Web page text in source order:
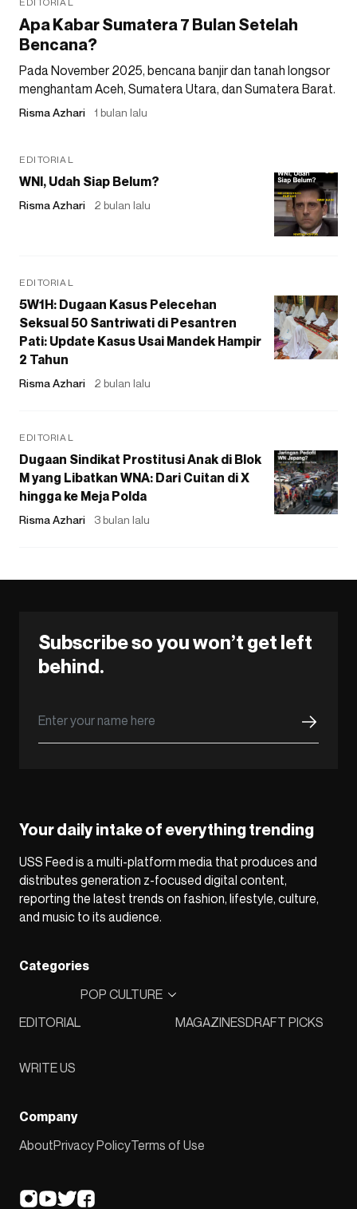
Apa Kabar Sumatera 7 Bulan Setelah
Bencana?
Pada November 2025, bencana banjir dan tanah longsor
menghantam Aceh, Sumatera Utara, dan Sumatera Barat.
Risma Azhari 1 bulan lalu
EDITORIAL
WNI, Udah Siap Belum?
Risma Azhari 2 bulan lalu
EDITORIAL
5W1H: Dugaan Kasus Pelecehan
Seksual 50 Santriwati di Pesantren
Pati: Update Kasus Usai Mandek Hampir
2 Tahun
Risma Azhari 2 bulan lalu
EDITORIAL
Dugaan Sindikat Prostitusi Anak di Blok
M yang Libatkan WNA: Dari Cuitan di X
hingga ke Meja Polda
Risma Azhari 3 bulan lalu
Subscribe so you won’t get left
behind.
Your daily intake of everything trending
USS Feed is a multi-platform media that produces and
distributes generation z-focused digital content,
reporting the latest trends on fashion, lifestyle, culture,
and music to its audience.
Categories
EDITORIAL
POP CULTURE
MAGAZINESDRAFT PICKS
WRITE US
Company
AboutPrivacy PolicyTerms of Use